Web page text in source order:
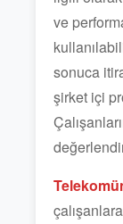
ve
sonuca
şirket içi